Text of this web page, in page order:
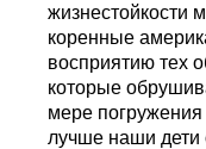
жизнестойкости
коренные
восприятию тех
которые
мере погружения
лучше наши дети